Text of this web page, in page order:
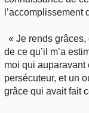
« Je rends
de ce qu’il m’a
moi qui auparavant
persécuteur, et un
grâce qui avait fait